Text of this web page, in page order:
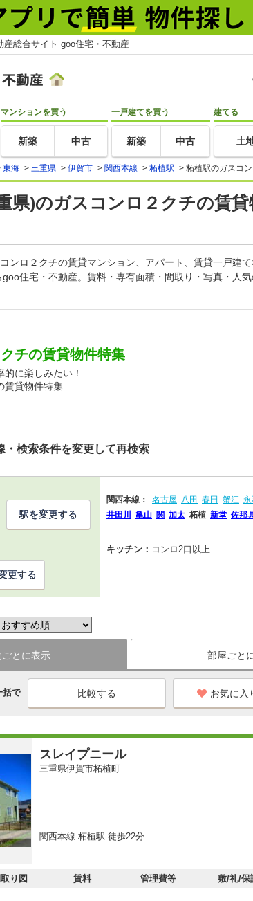
産総合サイト goo住宅・不動産
マンションを買う
新築 中古
一戸建てを買う
新築 中古
建てる
土
東海 > 三重県 > 伊賀市 > 関西本線 > 柘植駅 > 柘植駅のガスコ
県)のガスコンロ２クチの賃
ンロ２クチの賃貸マンション、アパート、賃貸一戸建
住宅・不動産。賃料・専有面積・間取り・写真・人
チの賃貸物件特集
に楽しみたい！
賃貸物件特集
・検索条件を変更して再検索
関西本線： 名古屋 八田 春田 蟹江 永
井田川
亀山 関 加太 柘植 新堂 佐那
駅を変更する
キッチン： コンロ2口以上
更する
ごとに表示 部屋ごと
括で お気に入
スレイプニール
三重県伊賀市柘植町
関西本線 柘植駅 徒歩22分
り図 賃料 管理費等 敷/礼/保